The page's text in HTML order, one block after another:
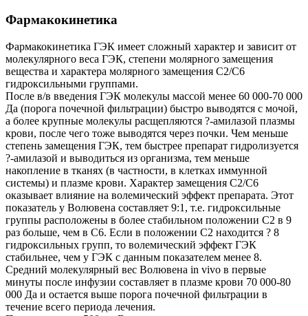
Фармакокинетика
Фармакокинетика ГЭК имеет сложный характер и зависит от
молекулярного веса ГЭК, степени молярного замещения
вещества и характера молярного замещения С2/С6
гидроксильными группами.
После в/в введения ГЭК молекулы массой менее 60 000-70 000
Да (порога почечной фильтрации) быстро выводятся с мочой,
а более крупные молекулы расщепляются ?-амилазой плазмы
крови, после чего тоже выводятся через почки. Чем меньше
степень замещения ГЭК, тем быстрее препарат гидролизуется
?-амилазой и выводиться из организма, тем меньше
накопление в тканях (в частности, в клетках иммунной
системы) и плазме крови. Характер замещения С2/С6
оказывает влияние на волемический эффект препарата. Этот
показатель у Волювена составляет 9:1, т.е. гидроксильные
группы расположены в более стабильном положении С2 в 9
раз больше, чем в С6. Если в положении С2 находится ? 8
гидроксильных групп, то волемический эффект ГЭК
стабильнее, чем у ГЭК с данным показателем менее 8.
Средний молекулярный вес Волювена in vivo в первые
минуты после инфузии составляет в плазме крови 70 000-80
000 Да и остается выше порога почечной фильтрации в
течение всего периода лечения.